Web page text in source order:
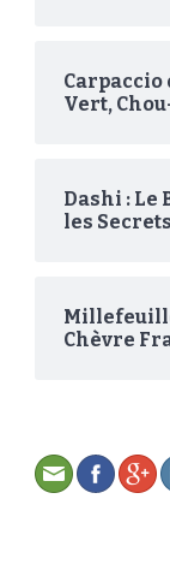
Carpaccio
Vert,
Dashi : Le
les
Chèvre